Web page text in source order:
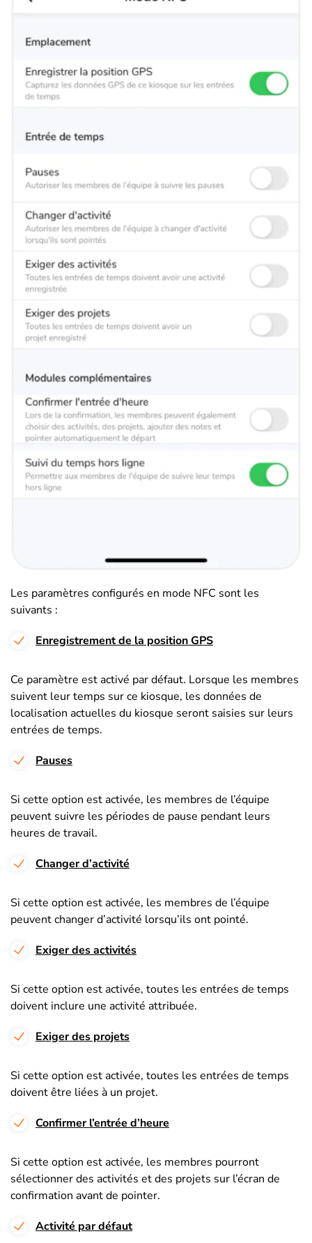
Les paramètres configurés en mode NFC sont les
suivants :
Enregistrement de la position GPS
Ce paramètre est activé par défaut. Lorsque les membres
suivent leur temps sur ce kiosque, les données de
localisation actuelles du kiosque seront saisies sur leurs
entrées de temps.
Pauses
Si cette option est activée, les membres de l’équipe
peuvent suivre les périodes de pause pendant leurs
heures de travail.
Changer d’activité
Si cette option est activée, les membres de l’équipe
peuvent changer d’activité lorsqu’ils ont pointé.
Exiger des activités
Si cette option est activée, toutes les entrées de temps
doivent inclure une activité attribuée.
Exiger des projets
Si cette option est activée, toutes les entrées de temps
doivent être liées à un projet.
Confirmer l’entrée d’heure
Si cette option est activée, les membres pourront
sélectionner des activités et des projets sur l’écran de
confirmation avant de pointer.
Activité par défaut